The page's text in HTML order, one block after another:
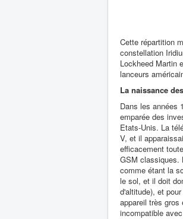
Cette répartition
constellation
Lockheed Martin
lanceurs
La naissance
Dans les années
emparée des
Etats-Unis. La
V, et il
efficacement
GSM classiques.
comme étant la
le sol, et il doit
d'altitude), et
appareil très
incompatible